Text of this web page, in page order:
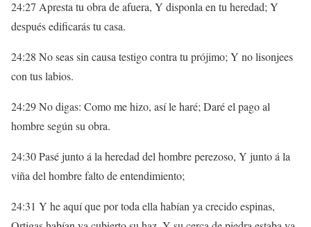
24:27 Apresta tu obra de afuera, Y disponla en tu heredad; Y
después edificarás tu casa.
24:28 No seas sin causa testigo contra tu prójimo; Y no lisonjees
con tus labios.
24:29 No digas: Como me hizo, así le haré; Daré el pago al
hombre según su obra.
24:30 Pasé junto á la heredad del hombre perezoso, Y junto á la
viña del hombre falto de entendimiento;
24:31 Y he aquí que por toda ella habían ya crecido espinas,